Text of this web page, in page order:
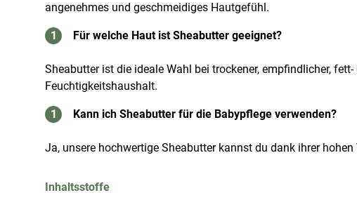
angenehmes und geschmeidiges Hautgefühl.
Für welche Haut ist Sheabutter geeignet?
Sheabutter ist die ideale Wahl bei trockener, empfindlicher,
Feuchtigkeitshaushalt.
Kann ich Sheabutter für die Babypflege verwenden?
Ja, unsere hochwertige Sheabutter kannst du dank ihrer
Inhaltsstoffe